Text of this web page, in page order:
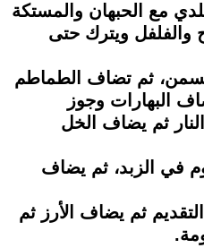
مع الحبهان والمستكة
والفلفل ويترك حتى
ثم تضاف الطماطم
البهارات وجوز
ثم يضاف الخل
في الزبد، ثم يضاف
ثم يضاف الأرز ثم